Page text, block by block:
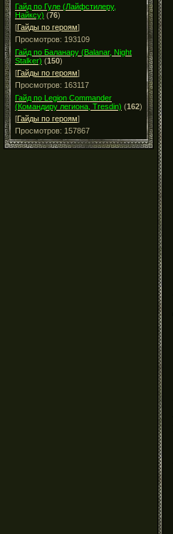
Гайд по Гуле (Лайфстилеру,
Найксу) (76)
[Гайды по героям]
Просмотров: 193109
Гайд по Баланару (Balanar, Night
Stalker) (150)
[Гайды по героям]
Просмотров: 163117
Гайд по Legion Commander
(Командиру легиона, Tresdin) (162)
[Гайды по героям]
Просмотров: 157867